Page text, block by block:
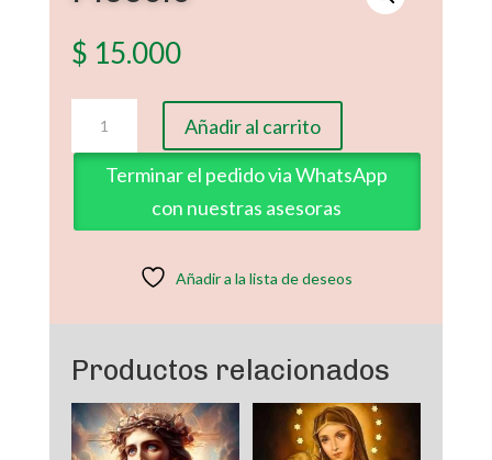
$ 15.000
Guadalupe
Piccolo
Añadir al carrito
Terminar el pedido via WhatsApp
con nuestras asesoras
Añadir a la lista de deseos
Productos relacionados